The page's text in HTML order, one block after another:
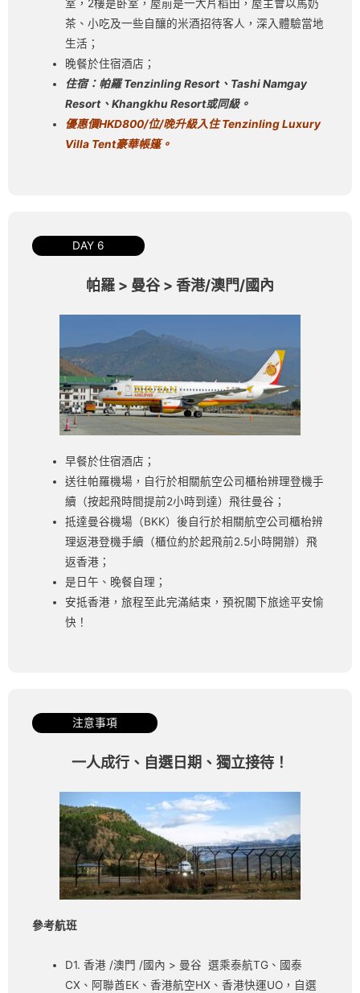
室，2樓是卧室，屋前是一大片稻田，屋主會以馬奶
茶、小吃及一些自釀的米酒招待客人，深入體驗當地
生活；
晚餐於住宿酒店；
住宿：帕羅 Tenzinling Resort、 Tashi Namgay
Resort、Khangkhu Resort或同級。
優惠價HKD800/位/晚升級入住Tenzinling Luxury
Villa Tent豪華帳篷。
DAY 6
帕羅 > 曼谷 > 香港/澳門/國內
早餐於住宿酒店；
送往帕羅機場，自行於相關航空公司櫃枱辨理登機手
續（按起飛時間提前2小時到達）飛往曼谷；
抵達曼谷機場（BKK）後自行於相關航空公司櫃枱辨
理返港登機手續（櫃位約於起飛前2.5小時開辦）飛
返香港；
是日午、晚餐自理；
安抵香港，旅程至此完滿結束，預祝閣下旅途平安愉
快！
注意事項
一人成行、自選日期、獨立接待！
參考航班
D1. 香港 /澳門 /國內 > 曼谷 選乘泰航TG、國泰
CX、阿聯酋EK、香港航空HX、香港快運UO，自選